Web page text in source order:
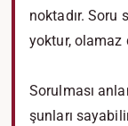
noktadır. Soru
yoktur, olamaz
Sorulması
şunları